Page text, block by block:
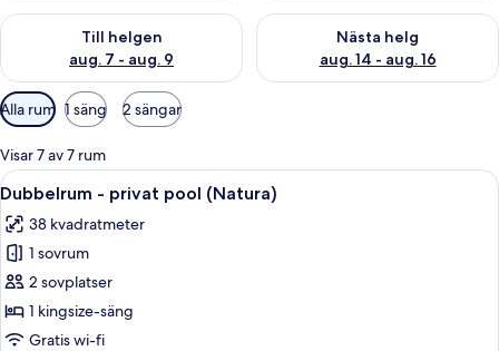
Till helgen
aug. 7 - aug. 9
Kontrollera tillgängligheten för den här helgen aug. 7 - aug. 9
Nästa helg
aug. 14 - aug. 16
Kontrollera tillgängligheten
Tillgängliga
filter
för
rum
Alla rum 1 säng 2 sängar
Visar 7 av 7 rum
Öppna
alla
foton
för
Dubbelrum
-
privat
Ett spaområde med ett trädäck, ett
7
Dubbelrum - privat pool (Natura)
38 kvadratmeter
1 sovrum
2 sovplatser
1 kingsize-säng
Gratis wi-fi